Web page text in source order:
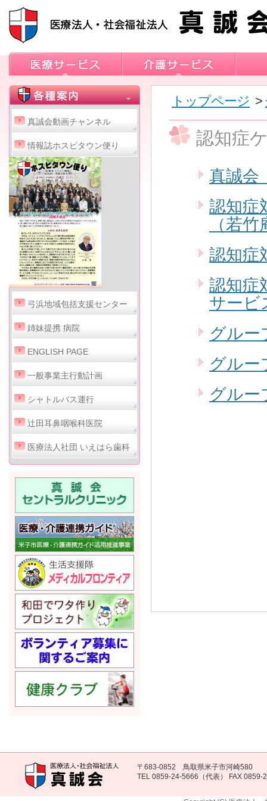
真誠会動画チャンネル
情報誌ホスピタウン便り
弓浜地域包括支援センター
姉妹提携 病院
ENGLISH PAGE
一般事業主行動計画
シャトルバス運行
辻田耳鼻咽喉科医院
医療法人社団 いえはら歯科
トップページ >
認知症
真誠
認知症
（若竹
認知症
認知症
サービ
グルー
グルー
グルー
〒683-0852 鳥取県米子市河崎580
TEL 0859-24-5666（代表） FAX 0859-